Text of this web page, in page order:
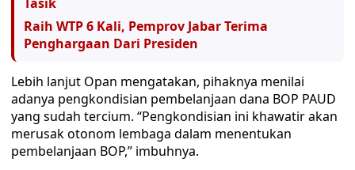
Raih WTP 6 Kali, Pemprov Jabar Terima
Penghargaan Dari Presiden
Lebih lanjut Opan mengatakan, pihaknya menilai
adanya pengkondisian pembelanjaan dana BOP PAUD
yang sudah tercium. “Pengkondisian ini khawatir akan
merusak otonom lembaga dalam menentukan
pembelanjaan BOP,” imbuhnya.